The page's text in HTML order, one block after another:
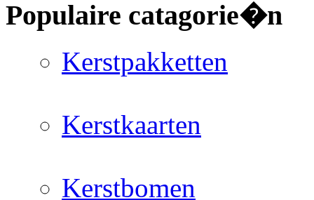
Populaire catagorie�n
Kerstpakketten
Kerstkaarten
Kerstbomen